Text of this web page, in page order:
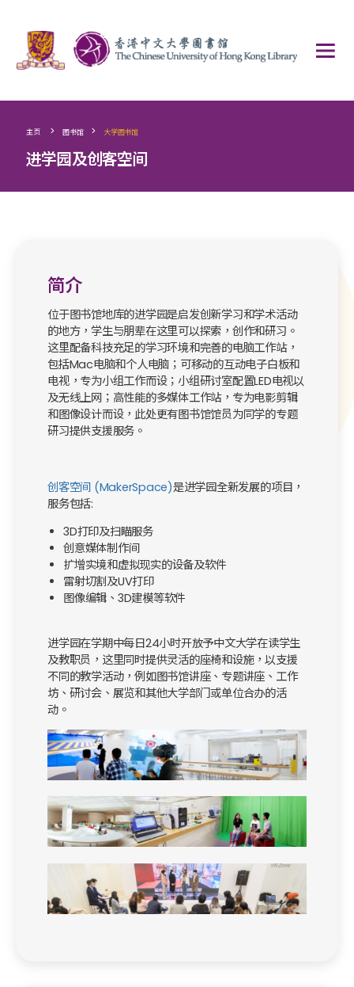
主页 > 图书馆 > 大学图书馆
进学园及创客空间
简介
位于图书馆地库的进学园是启发创新学习和学术活动
的地方，学生与朋辈在这里可以探索，创作和研习。
这里配备科技充足的学习环境和完善的电脑工作站，
包括Mac电脑和个人电脑；可移动的互动电子白板和
电视，专为小组工作而设；小组研讨室配置LED电视以
及无线上网；高性能的多媒体工作站，专为电影剪辑
和图像设计而设，此处更有图书馆馆员为同学的专题
研习提供支援服务。
创客空间 (MakerSpace)是进学园全新发展的项目，
服务包括:
3D打印及扫瞄服务
创意媒体制作间
扩增实境和虚拟现实的设备及软件
雷射切割及UV打印
图像编辑、3D建模等软件
进学园在学期中每日24小时开放予中文大学在读学生
及教职员，这里同时提供灵活的座椅和设施，以支援
不同的教学活动，例如图书馆讲座、专题讲座、工作
坊、研讨会、展览和其他大学部门或单位合办的活
动。